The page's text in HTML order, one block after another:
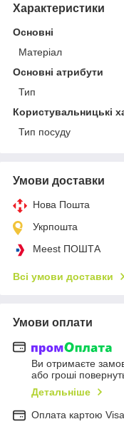
Характеристики
Основні
Матеріал
Основні атрибути
Тип
Користувальницькі
Тип посуду
Умови доставки
Нова Пошта
Укрпошта
Meest ПОШТА
Всі умови доставки
Умови оплати
Ви отримаєте
або гроші
Детальніше
Оплата картою